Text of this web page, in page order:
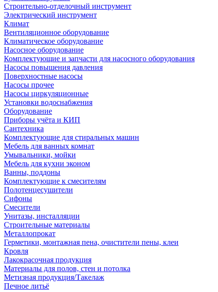
Строительно-отделочный инструмент
Электрический инструмент
Климат
Вентиляционное оборудование
Климатическое оборудование
Насосное оборудование
Комплектующие и запчасти для насосного оборудования
Насосы повышения давления
Поверхностные насосы
Насосы прочее
Насосы циркуляционные
Установки водоснабжения
Оборудование
Приборы учёта и КИП
Сантехника
Комплектующие для стиральных машин
Мебель для ванных комнат
Умывальники, мойки
Мебель для кухни эконом
Ванны, поддоны
Комплектующие к смесителям
Полотенцесушители
Сифоны
Смесители
Унитазы, инсталляции
Строительные материалы
Металлопрокат
Герметики, монтажная пена, очистители пены, клеи
Кровля
Лакокрасочная продукция
Материалы для полов, стен и потолка
Метизная продукция/Такелаж
Печное литьё